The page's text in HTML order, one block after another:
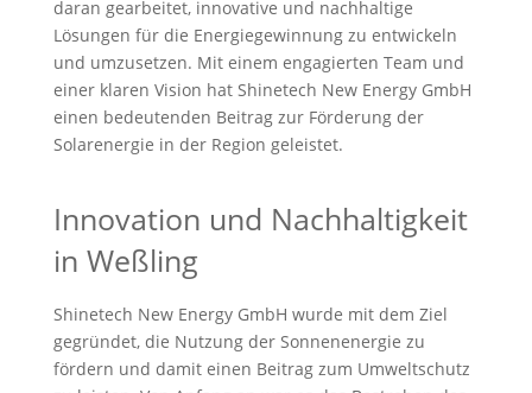
daran gearbeitet, innovative und nachhaltige
Lösungen für die Energiegewinnung zu entwickeln
und umzusetzen. Mit einem engagierten Team und
einer klaren Vision hat Shinetech New Energy GmbH
einen bedeutenden Beitrag zur Förderung der
Solarenergie in der Region geleistet.
Innovation und Nachhaltigkeit
in Weßling
Shinetech New Energy GmbH wurde mit dem Ziel
gegründet, die Nutzung der Sonnenenergie zu
fördern und damit einen Beitrag zum Umweltschutz